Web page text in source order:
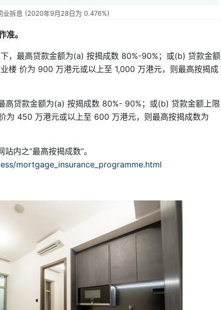
业拆息 (2020年9月28日为 0.476%)
准。
，最高贷款金额为(a) 按揭成数 80%-90%；或(b) 贷款金额
楼 价为 900 万港元或以上至 1,000 万港元，则最高按揭成
贷款金额为(a) 按揭成数 80%- 90%；或(b) 贷款金额上限
为 450 万港元或以上至 600 万港元，则最高按揭成数为
内之“最高按揭成数”。
mortgage_insurance_programme.html